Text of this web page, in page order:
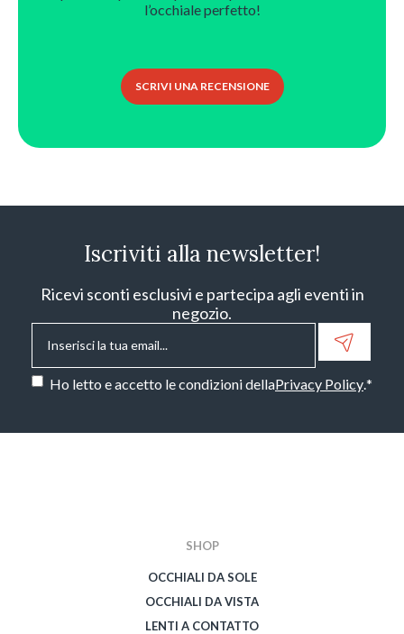
l’occhiale perfetto!
SCRIVI UNA RECENSIONE
Iscriviti alla newsletter!
Ricevi sconti esclusivi e partecipa agli eventi in
negozio.
Email*
Consenso*
Ho letto e accetto le condizioni dellaPrivacy Policy.*
SHOP
OCCHIALI DA SOLE
OCCHIALI DA VISTA
LENTI A CONTATTO